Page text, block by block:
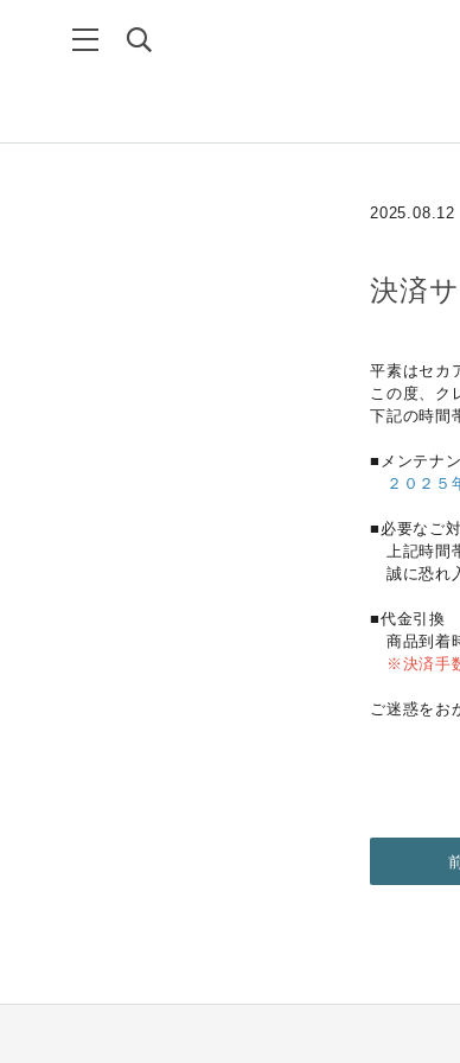
2025.08.12
決済
平素はセカ
この度、ク
下記の時間
■メンテナ
２０２５
■必要なご
上記時間
誠に恐れ
■代金引換
商品到着
※決済手
ご迷惑をお